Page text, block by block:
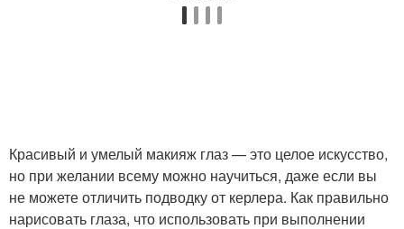
Красивый и умелый макияж глаз — это целое искусство,
но при желании всему можно научиться, даже если вы
не можете отличить подводку от керлера. Как правильно
нарисовать глаза, что использовать при выполнении